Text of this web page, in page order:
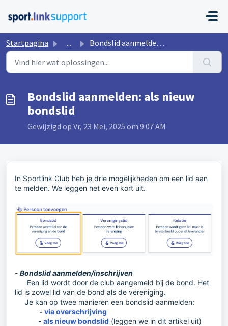
Startpagina ... Bondslid aanmelden: als nieuw bondslid
Bondslid aanmelden: als nieuw
bondslid
Gewijzigd op Vr, 23 Mei, 2025 om 9:07 AM
In Sportlink Club heb je drie mogelijkheden om een lid aan
te melden. We leggen het even kort uit.
- Bondslid aanmelden/inschrijven
Een lid wordt door de club aangemeld bij de bond. Het
lid is zowel lid van de bond als de vereniging.
Je kan op twee manieren een bondslid aanmelden:
- via overschrijving
- als nieuw bondslid (leggen we in dit artikel uit)